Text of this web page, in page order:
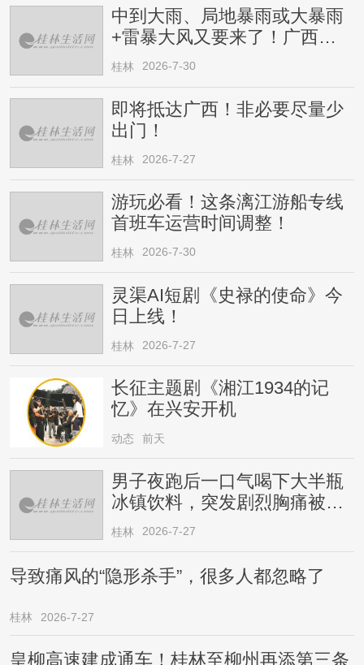
中到大雨、局地暴雨或大暴雨
+雷暴大风又要来了！广西人
请注意
桂林 2026-7-30
即将抵达广西！非必要尽量少
出门！
桂林 2026-7-27
游玩必看！这条漓江游船专线
首班车运营时间调整！
桂林 2026-7-30
灵渠AI短剧《史禄的使命》今
日上线！
桂林 2026-7-27
长征主题剧《湘江1934的记
忆》在兴安开机
动态 前天
男子夜跑后一口气喝下大半瓶
冰镇饮料，突发剧烈胸痛被送
医！医生提醒→
桂林 2026-7-27
导致痛风的“隐形杀手”，很多人都忽略了
桂林 2026-7-27
皇柳高速建成通车！桂林至柳州再添第三条